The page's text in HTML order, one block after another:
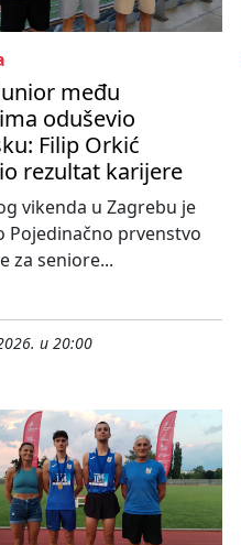
među
oduševio
Filip Orkić
rezultat karijere
vikenda u Zagrebu je
Pojedinačno prvenstvo
za seniore...
u 20:00